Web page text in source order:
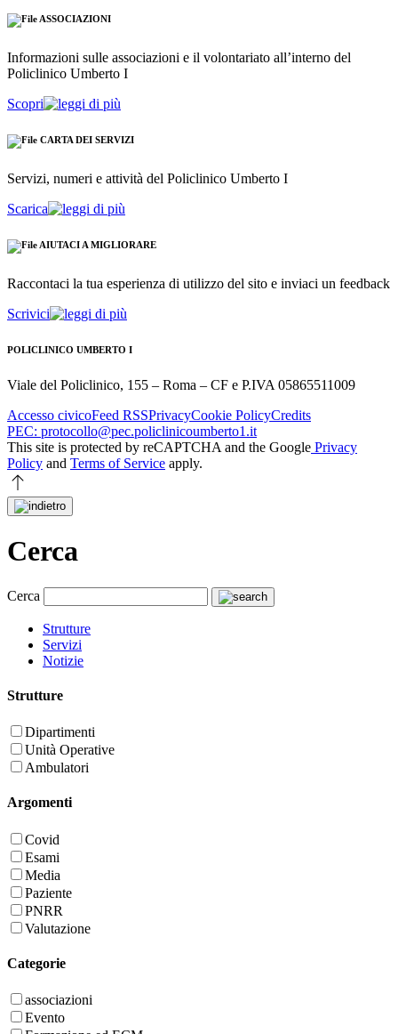
ASSOCIAZIONI
Informazioni sulle associazioni e il volontariato all’interno del
Policlinico Umberto I
Scopri
CARTA DEI SERVIZI
Servizi, numeri e attività del Policlinico Umberto I
Scarica
AIUTACI A MIGLIORARE
Raccontaci la tua esperienza di utilizzo del sito e inviaci un feedback
Scrivici
POLICLINICO UMBERTO I
Viale del Policlinico, 155 – Roma – CF e P.IVA 05865511009
Accesso civicoFeed RSSPrivacyCookie PolicyCredits
PEC: protocollo@pec.policlinicoumberto1.it
This site is protected by reCAPTCHA and the Google Privacy
Policy and Terms of Service apply.
Cerca
Cerca
Strutture
Servizi
Notizie
Strutture
Dipartimenti
Unità Operative
Ambulatori
Argomenti
Covid
Esami
Media
Paziente
PNRR
Valutazione
Categorie
associazioni
Evento